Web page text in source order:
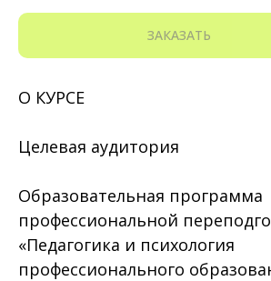
ЗАКАЗАТЬ
О КУРСЕ
Целевая аудитория
Образовательная программа
профессиональной
«Педагогика и психология
профессионального